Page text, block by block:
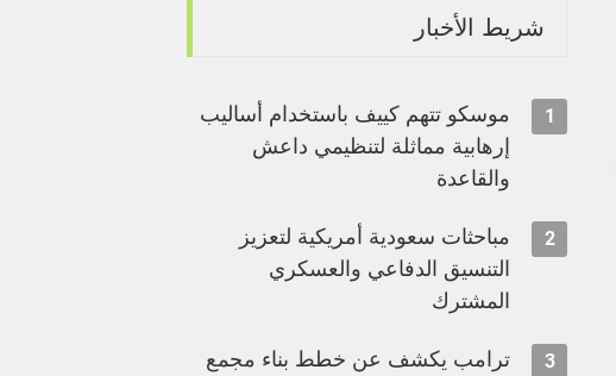
شريط الأخبار
1
موسكو تتهم كييف باستخدام أساليب
إرهابية مماثلة لتنظيمي داعش
والقاعدة
2
مباحثات سعودية أمريكية لتعزيز
التنسيق الدفاعي والعسكري
المشترك
3
ترامب يكشف عن خطط بناء مجمع